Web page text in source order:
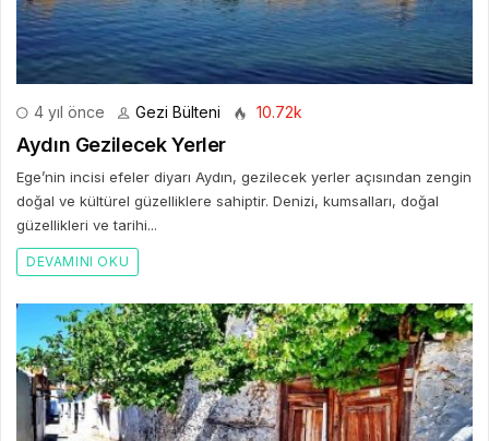
4 yıl önce Gezi Bülteni 10.72k
Aydın Gezilecek Yerler
Ege’nin incisi efeler diyarı Aydın, gezilecek yerler açısından zengin
doğal ve kültürel güzelliklere sahiptir. Denizi, kumsalları, doğal
güzellikleri ve tarihi...
DEVAMINI OKU